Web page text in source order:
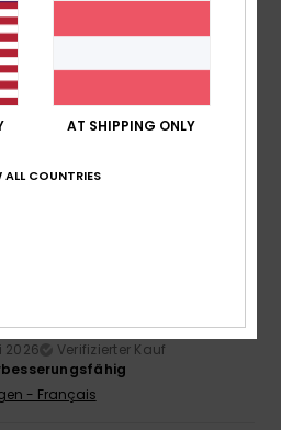
Verifizierter Kauf
Produkt
Verhältnis: 4 Größe
2026
Verifizierter Kauf
- Français
AT SHIPPING ONLY
ALL COUNTRIES